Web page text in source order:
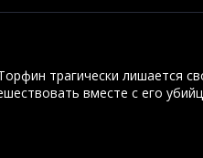
трагически лишается
вместе с его